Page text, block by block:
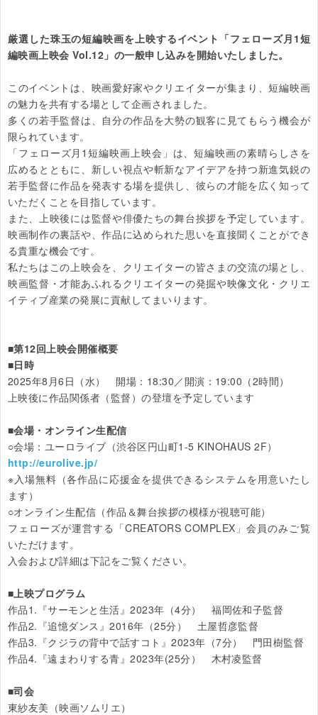
厳選した珠玉の短編映画を上映するイベント「フェローズ月1短
編映画上映会 Vol.12」の一般申し込みを開始いたしました。
このイベントは、映画愛好家やクリエイターが集まり、短編映画
の魅力を共有する場として企画されました。
多くの若手監督は、自分の作品を大勢の観客に見てもらう機会が
限られています。
「フェローズ月1短編映画上映会」は、短編映画の素晴らしさを
広めるとともに、新しい視点や斬新なアイデアを持つ新進気鋭の
若手監督に作品を発表する場を提供し、彼らの才能を広く知って
いただくことを目指しています。
また、上映後には監督や俳優たちの舞台挨拶を予定しています。
映画制作の裏話や、作品に込められた思いを直接聞くことができ
る貴重な機会です。
私たちはこの上映会を、クリエイターの皆さまの交流の場とし、
映画監督・才能あふれるクリエイターの発掘や映像文化・クリエ
イティブ産業の発展に貢献してまいります。
■第12回上映会開催概要
■日時
2025年8月6日（水）　開場：18:30／開演：19:00（2時間）
上映後に作品関係者（監督）の登壇を予定しています
■会場・オンライン生配信
http://eurolive.jp/
※入場無料（各作品に応援金を提供できるシステムを用意いたし
ます）
○オンライン生配信（作品＆舞台挨拶の模様が視聴可能）
フェローズが運営する「CREATORS COMPLEX」会員のみご覧
いただけます。
入会および詳細は下記をご覧ください。
■上映プログラム
作品1.『サーモンと生活』2023年（4分）　福岡佐和子監督
作品2.『追憶ダンス』2016年（25分）　土屋哲彦監督
作品3.『クジラの背中で話すコト』2023年（7分）　門田樹監督
作品4.『遠まわりする青』2023年(25分）　木村凌監督
■司会
東紗友美（映画ソムリエ）